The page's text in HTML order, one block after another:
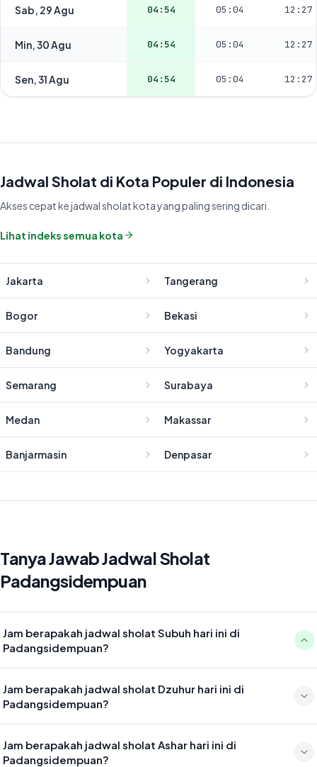
Sab, 29 Agu 04:54 05:04 12:27
Min, 30 Agu 04:54 05:04 12:27
Sen, 31 Agu 04:54 05:04 12:27
Jadwal Sholat di Kota Populer di Indonesia
Akses cepat ke jadwal sholat kota yang paling sering dicari.
Lihat indeks semua kota
Jakarta Tangerang
Bogor Bekasi
Bandung Yogyakarta
Semarang Surabaya
Medan Makassar
Banjarmasin Denpasar
Tanya Jawab Jadwal Sholat
Padangsidempuan
Jam berapakah jadwal sholat Subuh hari ini di
Padangsidempuan?
Jam berapakah jadwal sholat Dzuhur hari ini di
Padangsidempuan?
Jam berapakah jadwal sholat Ashar hari ini di
Padangsidempuan?